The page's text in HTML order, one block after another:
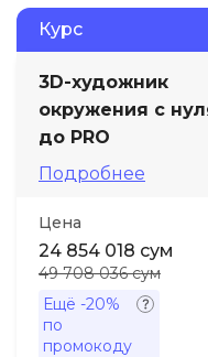
Курс
3D-художник
окружения с
до PRO
Подробнее
Цена
24 854 018 сум
49 708 036 сум
Ещё -20%
по
промокоду
Дизайн
Аналитика
Менеджмент
Soft Skills
ДПО